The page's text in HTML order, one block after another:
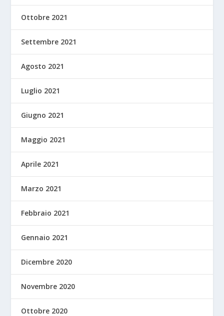
Ottobre 2021
Settembre 2021
Agosto 2021
Luglio 2021
Giugno 2021
Maggio 2021
Aprile 2021
Marzo 2021
Febbraio 2021
Gennaio 2021
Dicembre 2020
Novembre 2020
Ottobre 2020